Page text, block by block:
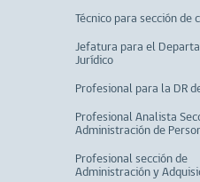
Técnico para sección de
Jefatura para el
Jurídico
Profesional para la DR
Profesional Analista
Administración de
Profesional sección de
Administración y